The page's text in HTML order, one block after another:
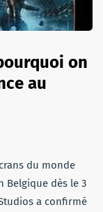
on
au
du monde
Belgique dès le 3
a confirmé